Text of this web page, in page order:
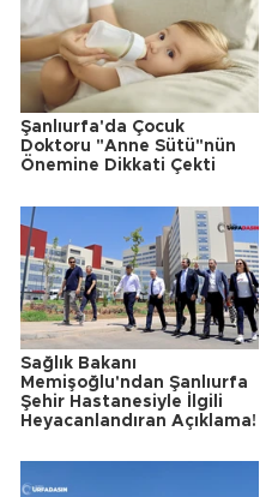
Şanlıurfa'da Çocuk
Doktoru "Anne Sütü"nün
Önemine Dikkati Çekti
Sağlık Bakanı
Memişoğlu'ndan Şanlıurfa
Şehir Hastanesiyle İlgili
Heyacanlandıran Açıklama!